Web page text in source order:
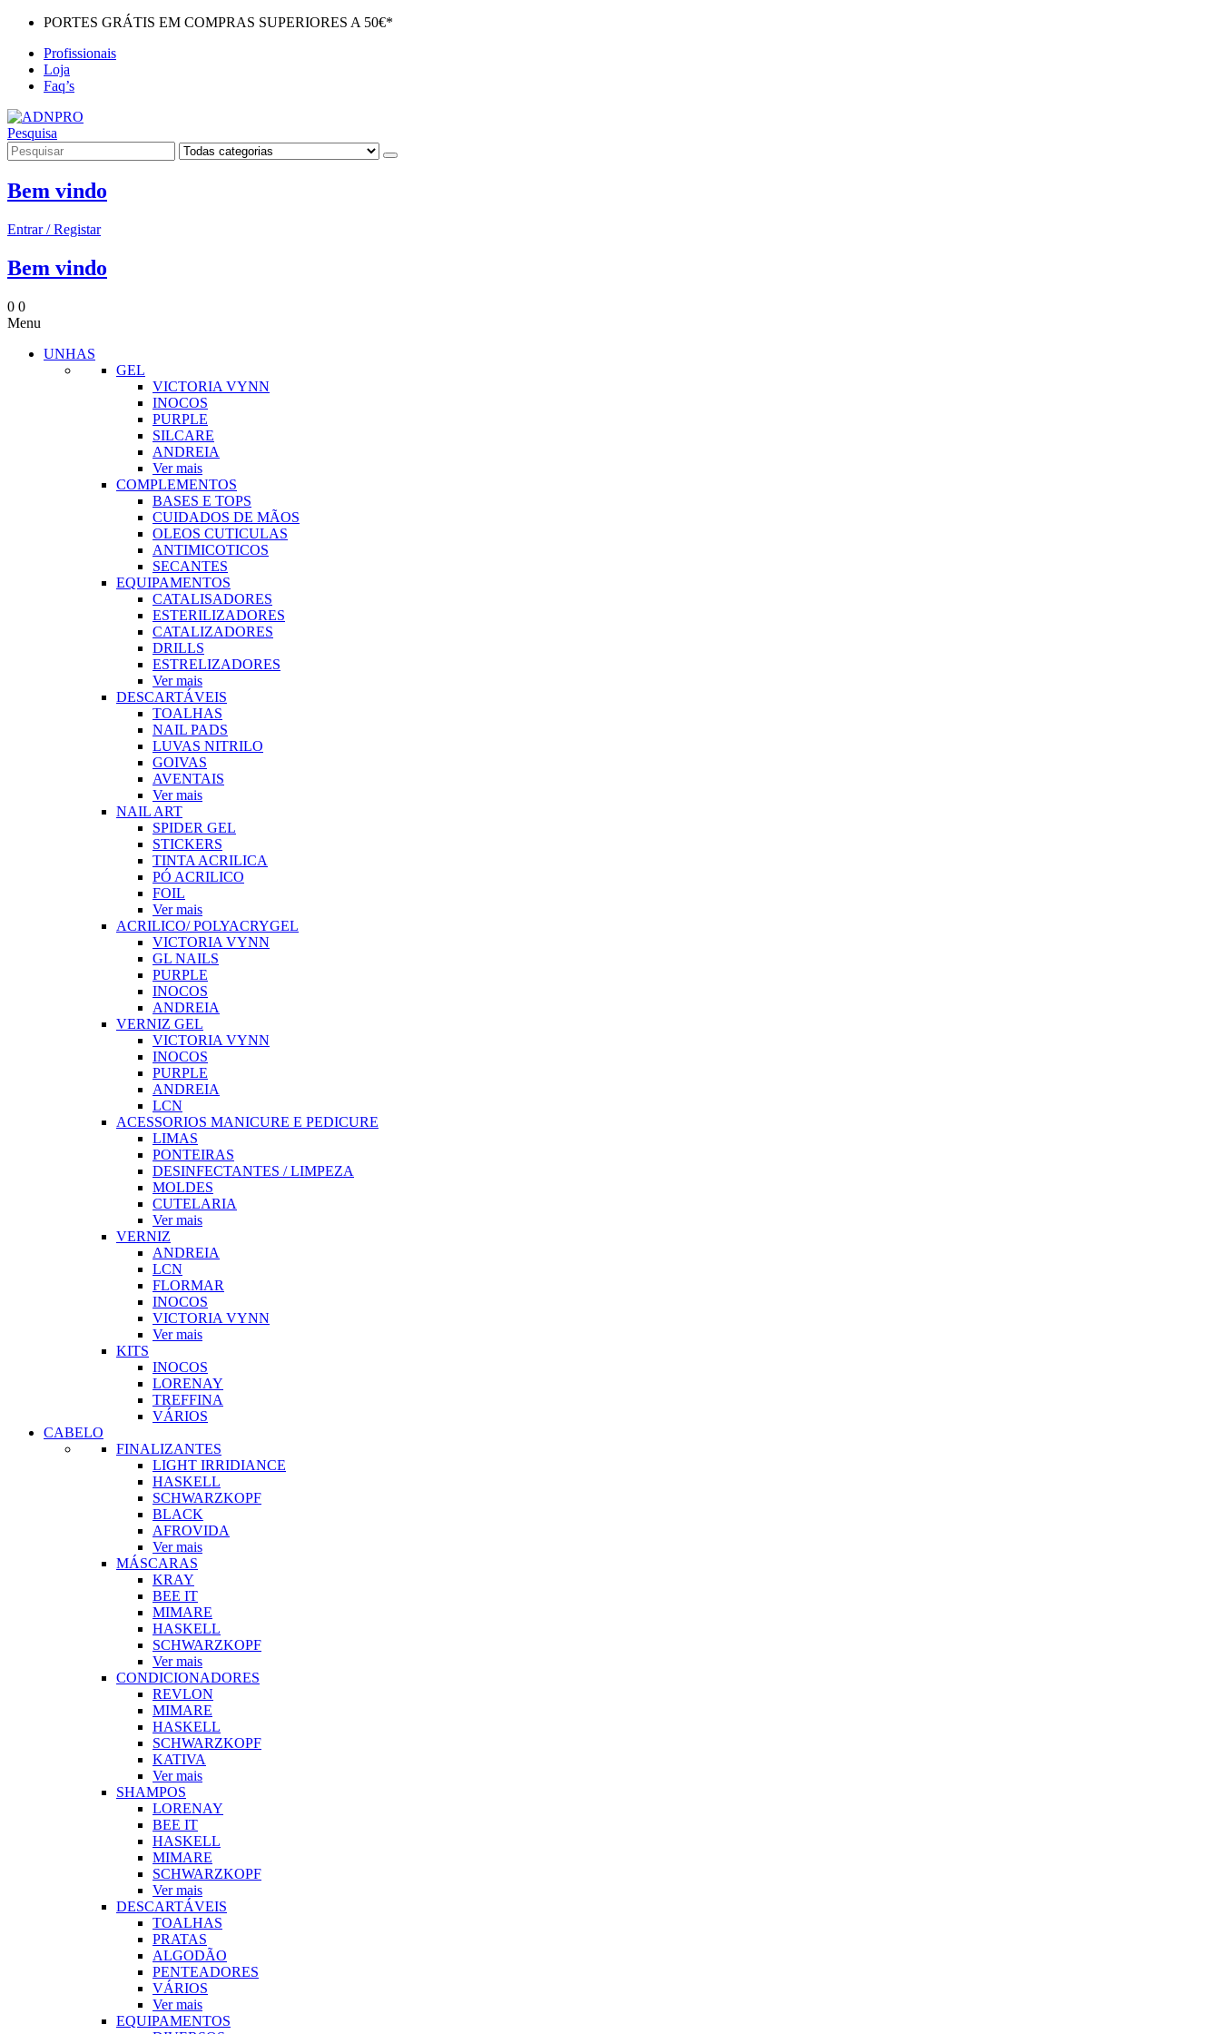
PORTES GRÁTIS EM COMPRAS SUPERIORES A 50€*
Profissionais
Loja
Faq’s
Pesquisa
Bem vindo
Entrar / Registar
Bem vindo
0 0
Menu
UNHAS
GEL
VICTORIA VYNN
INOCOS
PURPLE
SILCARE
ANDREIA
Ver mais
COMPLEMENTOS
BASES E TOPS
CUIDADOS DE MÃOS
OLEOS CUTICULAS
ANTIMICOTICOS
SECANTES
EQUIPAMENTOS
CATALISADORES
ESTERILIZADORES
CATALIZADORES
DRILLS
ESTRELIZADORES
Ver mais
DESCARTÁVEIS
TOALHAS
NAIL PADS
LUVAS NITRILO
GOIVAS
AVENTAIS
Ver mais
NAIL ART
SPIDER GEL
STICKERS
TINTA ACRILICA
PÓ ACRILICO
FOIL
Ver mais
ACRILICO/ POLYACRYGEL
VICTORIA VYNN
GL NAILS
PURPLE
INOCOS
ANDREIA
VERNIZ GEL
VICTORIA VYNN
INOCOS
PURPLE
ANDREIA
LCN
ACESSORIOS MANICURE E PEDICURE
LIMAS
PONTEIRAS
DESINFECTANTES / LIMPEZA
MOLDES
CUTELARIA
Ver mais
VERNIZ
ANDREIA
LCN
FLORMAR
INOCOS
VICTORIA VYNN
Ver mais
KITS
INOCOS
LORENAY
TREFFINA
VÁRIOS
CABELO
FINALIZANTES
LIGHT IRRIDIANCE
HASKELL
SCHWARZKOPF
BLACK
AFROVIDA
Ver mais
MÁSCARAS
KRAY
BEE IT
MIMARE
HASKELL
SCHWARZKOPF
Ver mais
CONDICIONADORES
REVLON
MIMARE
HASKELL
SCHWARZKOPF
KATIVA
Ver mais
SHAMPOS
LORENAY
BEE IT
HASKELL
MIMARE
SCHWARZKOPF
Ver mais
DESCARTÁVEIS
TOALHAS
PRATAS
ALGODÃO
PENTEADORES
VÁRIOS
Ver mais
EQUIPAMENTOS